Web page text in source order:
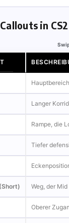
in CS2
Langer
Rampe, die
Tiefer
Weg, der
Oberer